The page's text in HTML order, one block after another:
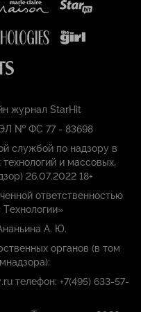
журнал StarHit
№ ФС 77 - 83698
службой по надзору в
и массовых,
26.07.2022 18+
ответственностью
А. Ю.
органов (в том
телефон: +7(495) 633-57-